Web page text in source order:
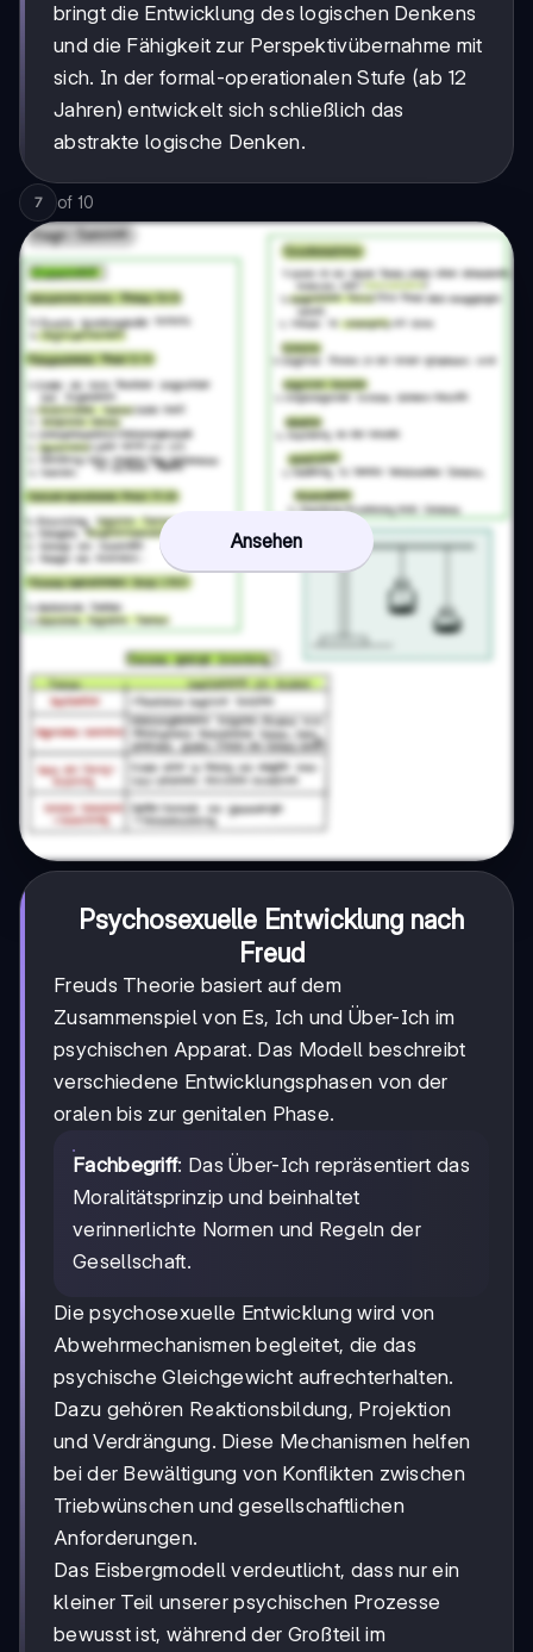
bringt die Entwicklung des logischen Denkens
und die Fähigkeit zur Perspektivübernahme mit
sich. In der formal-operationalen Stufe (ab 12
Jahren) entwickelt sich schließlich das
abstrakte logische Denken.
7 of 10
Ansehen
Psychosexuelle Entwicklung nach
Freud
Freuds Theorie basiert auf dem
Zusammenspiel von Es, Ich und Über-Ich im
psychischen Apparat. Das Modell beschreibt
verschiedene Entwicklungsphasen von der
oralen bis zur genitalen Phase.
Fachbegriff: Das Über-Ich repräsentiert das
Moralitätsprinzip und beinhaltet
verinnerlichte Normen und Regeln der
Gesellschaft.
Die psychosexuelle Entwicklung wird von
Abwehrmechanismen begleitet, die das
psychische Gleichgewicht aufrechterhalten.
Dazu gehören Reaktionsbildung, Projektion
und Verdrängung. Diese Mechanismen helfen
bei der Bewältigung von Konflikten zwischen
Triebwünschen und gesellschaftlichen
Anforderungen.
Das Eisbergmodell verdeutlicht, dass nur ein
kleiner Teil unserer psychischen Prozesse
bewusst ist, während der Großteil im